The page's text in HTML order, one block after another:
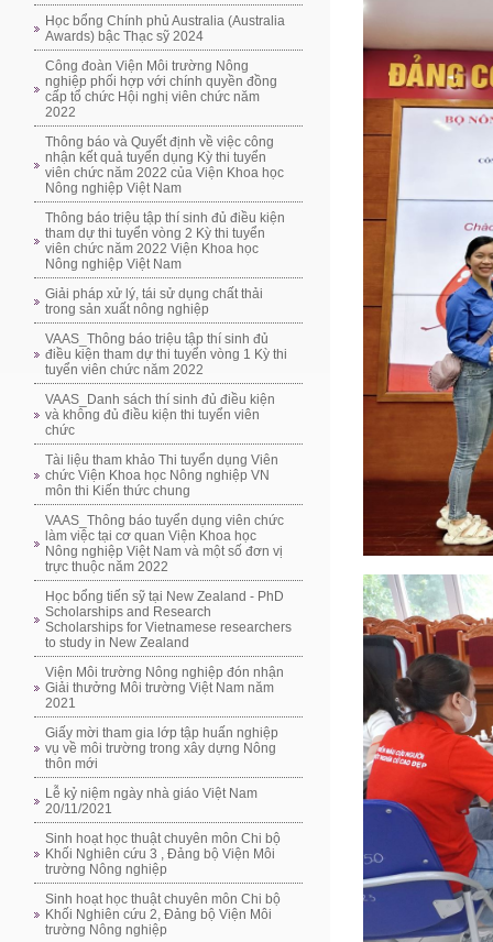
Học bổng Chính phủ Australia (Australia
Awards) bậc Thạc sỹ 2024
Công đoàn Viện Môi trường Nông
nghiệp phối hợp với chính quyền đồng
cấp tổ chức Hội nghị viên chức năm
2022
Thông báo và Quyết định về việc công
nhận kết quả tuyển dụng Kỳ thi tuyển
viên chức năm 2022 của Viện Khoa học
Nông nghiệp Việt Nam
Thông báo triệu tập thí sinh đủ điều kiện
tham dự thi tuyển vòng 2 Kỳ thi tuyển
viên chức năm 2022 Viện Khoa học
Nông nghiệp Việt Nam
Giải pháp xử lý, tái sử dụng chất thải
trong sản xuất nông nghiệp
VAAS_Thông báo triệu tập thí sinh đủ
điều kiện tham dự thi tuyển vòng 1 Kỳ thi
tuyển viên chức năm 2022
VAAS_Danh sách thí sinh đủ điều kiện
và không đủ điều kiện thi tuyển viên
chức
Tài liệu tham khảo Thi tuyển dụng Viên
chức Viện Khoa học Nông nghiệp VN
môn thi Kiến thức chung
VAAS_Thông báo tuyển dụng viên chức
làm việc tại cơ quan Viện Khoa học
Nông nghiệp Việt Nam và một số đơn vị
trực thuộc năm 2022
Học bổng tiến sỹ tại New Zealand - PhD
Scholarships and Research
Scholarships for Vietnamese researchers
to study in New Zealand
Viện Môi trường Nông nghiệp đón nhận
Giải thưởng Môi trường Việt Nam năm
2021
Giấy mời tham gia lớp tập huấn nghiệp
vụ về môi trường trong xây dựng Nông
thôn mới
Lễ kỷ niệm ngày nhà giáo Việt Nam
20/11/2021
Sinh hoạt học thuật chuyên môn Chi bộ
Khối Nghiên cứu 3 , Đảng bộ Viện Môi
trường Nông nghiệp
Sinh hoạt học thuật chuyên môn Chi bộ
Khối Nghiên cứu 2, Đảng bộ Viện Môi
trường Nông nghiệp